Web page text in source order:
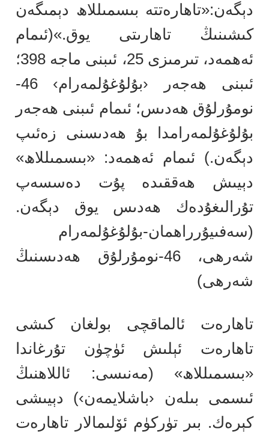
دېگەن:«تاھارەتتە بىسمىللاھ دېمىگەن
كىشىنىڭ تاھارىتى يوق.»(ئىمام
ئەھمەد، تىرمىزى 25، ئىبنى ماجە 398؛
ئىبنى ھەجەر ‹بۇلۇغۇلمەرام› 46-
نومۇرلۇق ھەدىس؛ ئىمام ئىبنى ھەجەر
بۇلۇغۇلمەرامدا بۇ ھەدىسنى زەئىپ
دېگەن.) ئىمام ئەھمەد: «بىسمىللاھ»
دېيىش ھەققىدە پۇت دەسسەپ
تۇرالىغۇدەك ھەدىس يوق دېگەن.
(سەفىيۇرراھمان-بۇلۇغۇلمەرام
شەرھى، 46-نومۇرلۇق ھەدىسنىڭ
شەرھى)
تاھارەت ئالماقچى بولغان كىشى
تاھارەت ئېلىش ئۈچۈن تۇرغاندا
«بىسمىللاھ» (مەنىسى: ئاللاھنىڭ
ئىسمى بىلەن ‹باشلايمەن›) دېيىشى
كېرەك. بىر تۈركۈم ئۆلىمالار تاھارەت